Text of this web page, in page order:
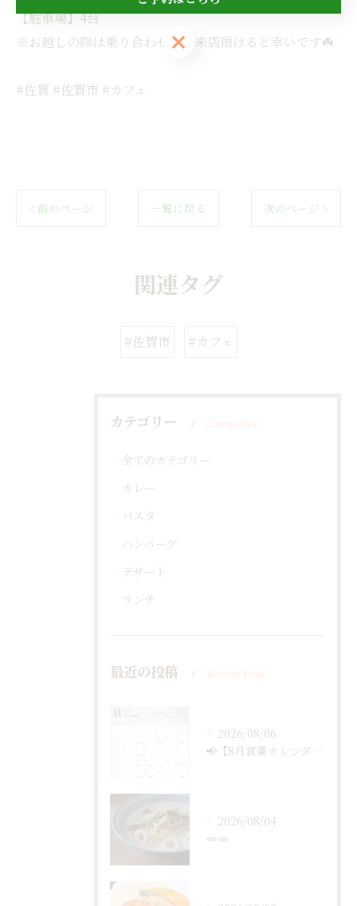
【駐車場】4台
※お越しの際は乗り合わせで御来店頂けると幸いです☘️
#佐賀 #佐賀市 #カフェ
< 前のページ 一覧に戻る 次のページ >
関連タグ
#佐賀市 #カフェ
カテゴリー Categories
全てのカテゴリー
カレー
パスタ
ハンバーグ
デザート
ランチ
最近の投稿 Recent Posts
2026/08/06
📢【8月営業カレンダー最新版のお知らせ】📅
2026/08/04
🥕🥕
ご予約はこちら